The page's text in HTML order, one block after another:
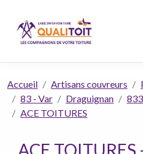
Accueil Artisans couvreurs
83 - Var
Draguignan
ACE TOITURES
ACE